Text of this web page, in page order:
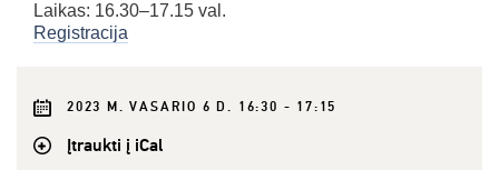
Laikas: 16.30–17.15 val.
Registracija
2023 M. VASARIO 6 D. 16:30 - 17:15
Įtraukti į iCal